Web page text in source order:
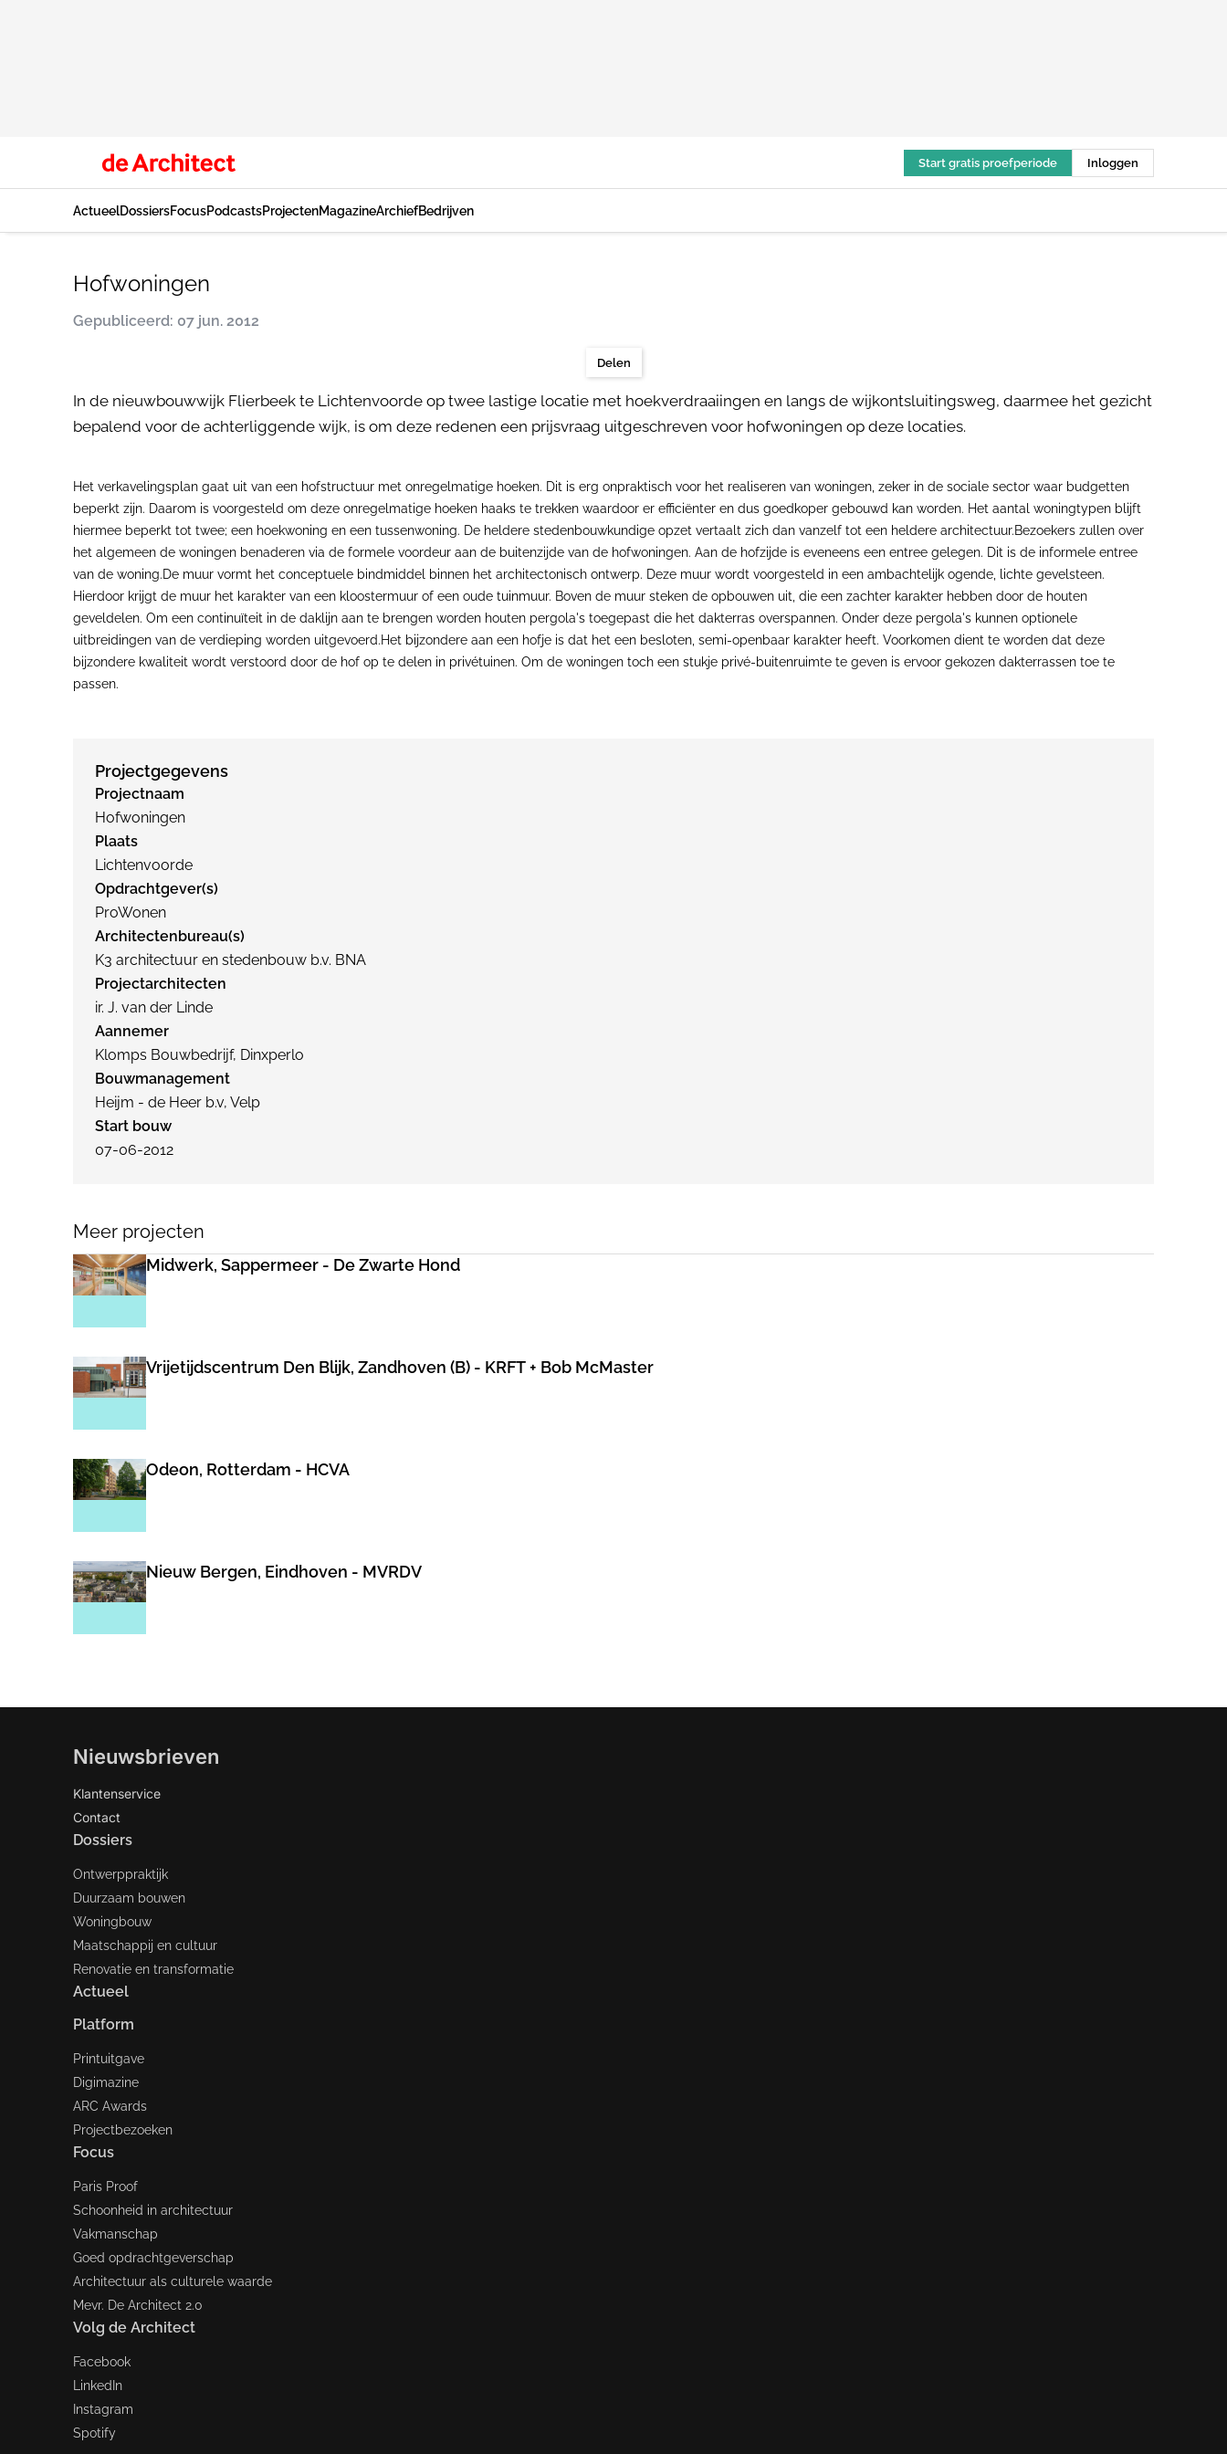
Start gratis proefperiode Inloggen
ActueelDossiersFocusPodcastsProjectenMagazineArchiefBedrijven
Hofwoningen
Gepubliceerd: 07 jun. 2012
Delen
In de nieuwbouwwijk Flierbeek te Lichtenvoorde op twee lastige locatie met hoekverdraaiingen en langs de wijkontsluitingsweg, daarmee het gezicht
bepalend voor de achterliggende wijk, is om deze redenen een prijsvraag uitgeschreven voor hofwoningen op deze locaties.
Het verkavelingsplan gaat uit van een hofstructuur met onregelmatige hoeken. Dit is erg onpraktisch voor het realiseren van woningen, zeker in de sociale sector waar budgetten
beperkt zijn. Daarom is voorgesteld om deze onregelmatige hoeken haaks te trekken waardoor er efficiënter en dus goedkoper gebouwd kan worden. Het aantal woningtypen blijft
hiermee beperkt tot twee; een hoekwoning en een tussenwoning. De heldere stedenbouwkundige opzet vertaalt zich dan vanzelf tot een heldere architectuur.Bezoekers zullen over
het algemeen de woningen benaderen via de formele voordeur aan de buitenzijde van de hofwoningen. Aan de hofzijde is eveneens een entree gelegen. Dit is de informele entree
van de woning.De muur vormt het conceptuele bindmiddel binnen het architectonisch ontwerp. Deze muur wordt voorgesteld in een ambachtelijk ogende, lichte gevelsteen.
Hierdoor krijgt de muur het karakter van een kloostermuur of een oude tuinmuur. Boven de muur steken de opbouwen uit, die een zachter karakter hebben door de houten
geveldelen. Om een continuïteit in de daklijn aan te brengen worden houten pergola's toegepast die het dakterras overspannen. Onder deze pergola's kunnen optionele
uitbreidingen van de verdieping worden uitgevoerd.Het bijzondere aan een hofje is dat het een besloten, semi-openbaar karakter heeft. Voorkomen dient te worden dat deze
bijzondere kwaliteit wordt verstoord door de hof op te delen in privétuinen. Om de woningen toch een stukje privé-buitenruimte te geven is ervoor gekozen dakterrassen toe te
passen.
Projectgegevens
Projectnaam
Hofwoningen
Plaats
Lichtenvoorde
Opdrachtgever(s)
ProWonen
Architectenbureau(s)
K3 architectuur en stedenbouw b.v. BNA
Projectarchitecten
ir. J. van der Linde
Aannemer
Klomps Bouwbedrijf, Dinxperlo
Bouwmanagement
Heijm - de Heer b.v, Velp
Start bouw
07-06-2012
Meer projecten
Midwerk, Sappermeer - De Zwarte Hond
Vrijetijdscentrum Den Blijk, Zandhoven (B) - KRFT + Bob McMaster
Odeon, Rotterdam - HCVA
Nieuw Bergen, Eindhoven - MVRDV
Nieuwsbrieven
Klantenservice
Contact
Dossiers
Ontwerppraktijk
Duurzaam bouwen
Woningbouw
Maatschappij en cultuur
Renovatie en transformatie
Actueel
Platform
Printuitgave
Digimazine
ARC Awards
Projectbezoeken
Focus
Paris Proof
Schoonheid in architectuur
Vakmanschap
Goed opdrachtgeverschap
Architectuur als culturele waarde
Mevr. De Architect 2.0
Volg de Architect
Facebook
LinkedIn
Instagram
Spotify